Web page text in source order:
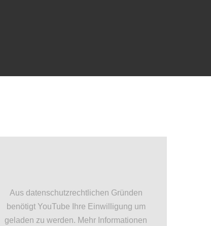
Aus datenschutzrechtlichen Gründen
benötigt YouTube Ihre Einwilligung um
geladen zu werden. Mehr Informationen